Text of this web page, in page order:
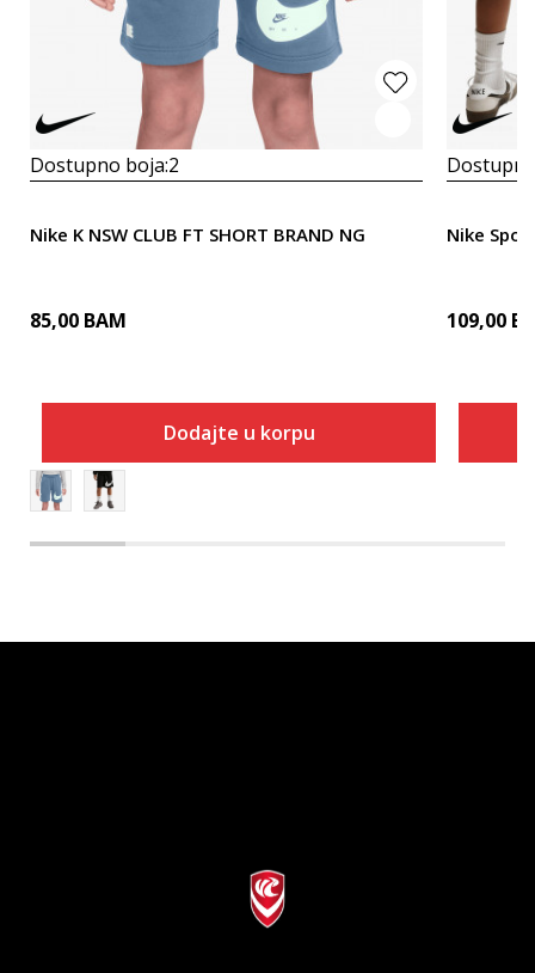
Dostupno boja:2
Nike K NSW CLUB FT SHORT BRAND NG
85,00 BAM
Dodajte u korpu
Nike
109,00